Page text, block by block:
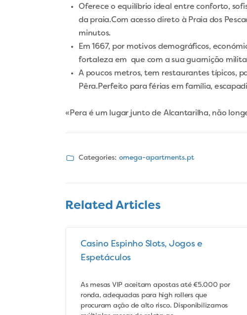
Oferece o equilíbrio ideal entre conforto,
da praia.Com acesso direto à Praia dos
minutos.
Em 1667, por motivos demográficos,
fortaleza em que com a sua guarnição
A poucos metros, tem restaurantes típicos,
Pêra.Perfeito para férias em família,
«Pera é um lugar junto de Alcantarilha, não
Categories: omega-apartments.pt
Related Articles
Casino Espinho Slots, Jogos e
Espetáculos
As mesas VIP aceitam apostas até €5.000 por
ronda, adequadas para high rollers que
procuram ação de alto risco. Disponibilizamos